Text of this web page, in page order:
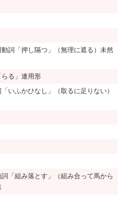
詞「押し隔つ」（無理に遮る）未然
る」連用形
いふかひなし」（取るに足りない）
「組み落とす」（組み合って馬から